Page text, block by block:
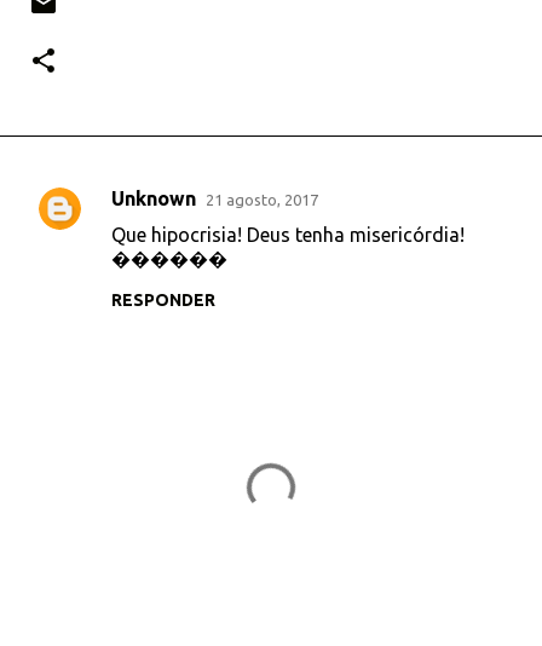
C
Unknown 21 agosto, 2017
Que hipocrisia! Deus tenha misericórdia!
������
RESPONDER